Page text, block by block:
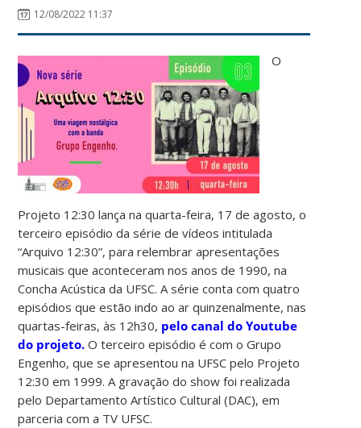
12/08/2022 11:37
O
Projeto 12:30 lança na quarta-feira, 17 de agosto, o
terceiro episódio da série de vídeos intitulada
“Arquivo 12:30”, para relembrar apresentações
musicais que aconteceram nos anos de 1990, na
Concha Acústica da UFSC. A série conta com quatro
episódios que estão indo ao ar quinzenalmente, nas
quartas-feiras, às 12h30, pelo canal do Youtube
do projeto. O terceiro episódio é com o Grupo
Engenho, que se apresentou na UFSC pelo Projeto
12:30 em 1999. A gravação do show foi realizada
pelo Departamento Artístico Cultural (DAC), em
parceria com a TV UFSC.